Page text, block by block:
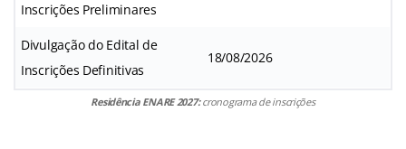
Inscrições Preliminares
Divulgação do Edital de
Inscrições Definitivas
18/08/2026
Residência ENARE 2027:cronograma de inscrições